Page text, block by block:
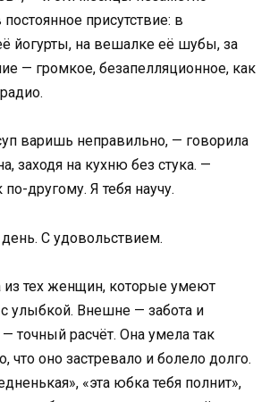
присутствие: в
йогурты, на вешалке её шубы, за
— громкое, безапелляционное, как
варишь неправильно, — говорила
заходя на кухню без стука. —
другому. Я тебя научу.
С удовольствием.
тех женщин, которые умеют
с улыбкой. Внешне — забота и
— точный расчёт. Она умела так
что оно застревало и болело долго.
«эта юбка тебя полнит»,